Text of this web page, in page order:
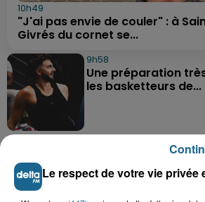
10h49
"J'ai pas envie de couler" : à
Givrés du cornet se...
9h58
Une préparation
les basketteurs de...
Des super-héros
Grand-Fort-Philippe
Le respect de votre vie privée